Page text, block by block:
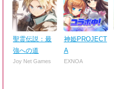
聖霊伝説：最
強への道
Joy Net Games
神姫PROJECT
A
EXNOA